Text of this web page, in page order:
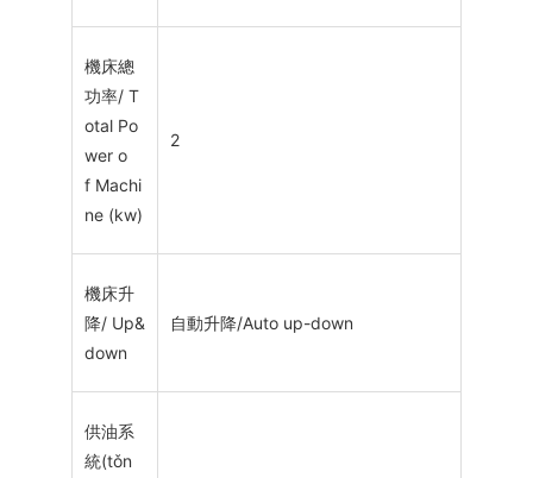
機床總
功率/ T
otal Po
wer o
f Machi
ne (kw)
2
機床升
降/ Up&
down
自動升降/Auto up-down
供油系
統(tǒn